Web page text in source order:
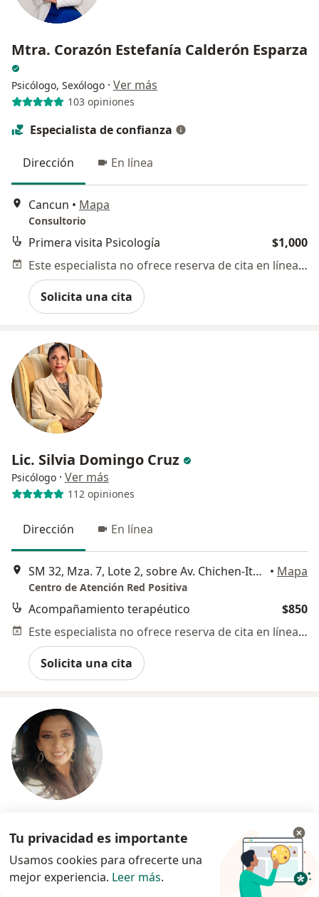
Mtra. Corazón Estefanía Calderón Esparza
Psicólogo, Sexólogo · Ver más
103 opiniones
Especialista de confianza
Dirección En línea
Cancun • Mapa
Consultorio
Primera visita Psicología
$1,000
Este especialista no ofrece reserva de cita en línea en esta dirección.
Solicita una cita
Lic. Silvia Domingo Cruz
Psicólogo · Ver más
112 opiniones
Dirección En línea
SM 32, Mza. 7, Lote 2, sobre Av. Chichen-Itza, esq. Calle Chinchorro, Cancun • Mapa
Centro de Atención Red Positiva
Acompañamiento terapéutico
$850
Este especialista no ofrece reserva de cita en línea en esta dirección.
Solicita una cita
Mtra. Brenda Ruíz
Psicóloga ·Ver más
20 opiniones
Tu privacidad es importante
Usamos cookies para ofrecerte una
mejor experiencia. Leer más.